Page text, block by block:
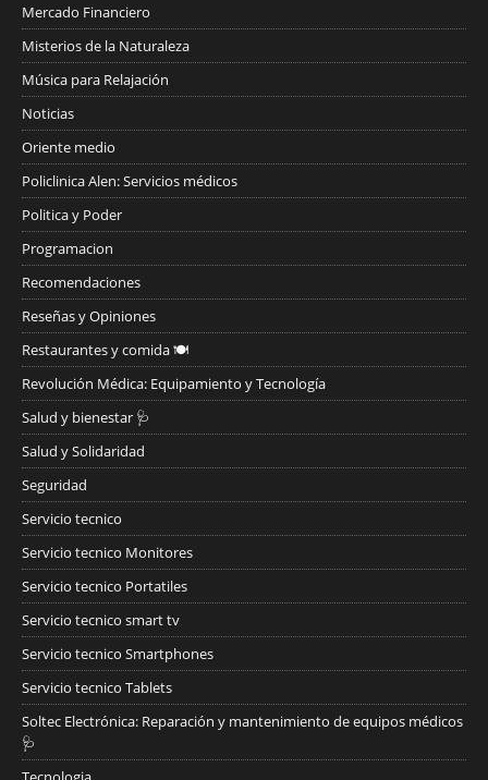
Mercado Financiero
Misterios de la Naturaleza
Música para Relajación
Noticias
Oriente medio
Policlinica Alen: Servicios médicos
Politica y Poder
Programacion
Recomendaciones
Reseñas y Opiniones
Restaurantes y comida 🍽️
Revolución Médica: Equipamiento y Tecnología
Salud y bienestar 🩺
Salud y Solidaridad
Seguridad
Servicio tecnico
Servicio tecnico Monitores
Servicio tecnico Portatiles
Servicio tecnico smart tv
Servicio tecnico Smartphones
Servicio tecnico Tablets
Soltec Electrónica: Reparación y mantenimiento de equipos médicos
🩺